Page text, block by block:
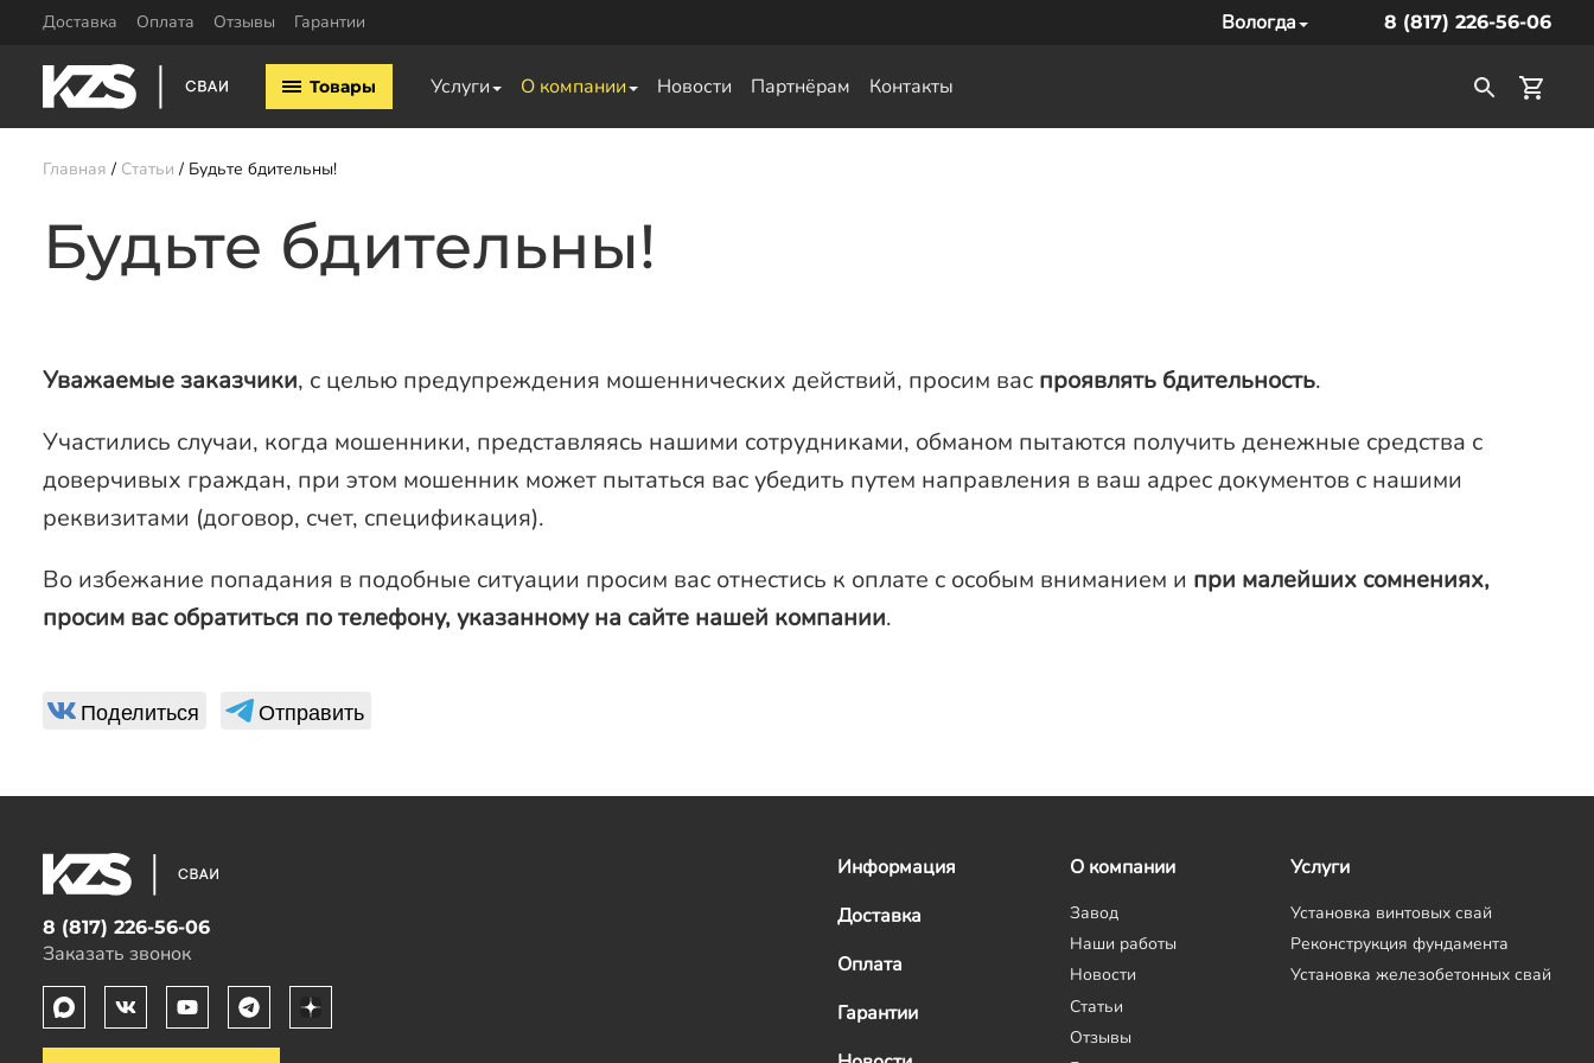
Доставка Оплата Отзывы Гарантии Вологда 8 (817) 226-56-06
Товары Услуги О компании Новости Партнёрам Контакты
Винтовые сваи 57мм
Винтовые сваи 108мм
Оголовки для винтовых свай
Заказать звонок
Главная Статьи Будьте бдительны!
Будьте бдительны!
Уважаемые заказчики, с целью предупреждения мошеннических действий, просим вас проявлять бдительность.
Участились случаи, когда мошенники, представляясь нашими сотрудниками, обманом пытаются получить денежные средства с
доверчивых граждан, при этом мошенник может пытаться вас убедить путем направления в ваш адрес документов с нашими
реквизитами (договор, счет, спецификация).
Во избежание попадания в подобные ситуации просим вас отнестись к оплате с особым вниманием и при малейших сомнениях,
просим вас обратиться по телефону, указанному на сайте нашей компании.
Поделиться Отправить
8 (817) 226-56-06
Заказать звонок
Информация
Доставка
Оплата
Гарантии
О компании
Завод
Наши работы
Новости
Статьи
Отзывы
Услуги
Установка винтовых свай
Реконструкция фундамента
Установка железобетонных свай